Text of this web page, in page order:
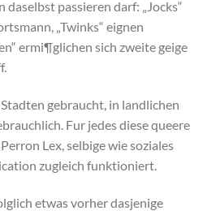
passieren darf: „Jocks“
„Twinks“ eignen
ermi¶glichen sich zweite geige
gebraucht, in landlichen
Fur jedes diese queere
Lex, selbige wie soziales
zugleich funktioniert.
etwas vorher dasjenige